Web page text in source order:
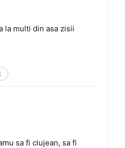
la multi din asa zisii
sa fi clujean, sa fi